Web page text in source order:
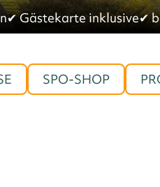
✔︎Gästekarte inklusive✔︎
SPO-SHOP